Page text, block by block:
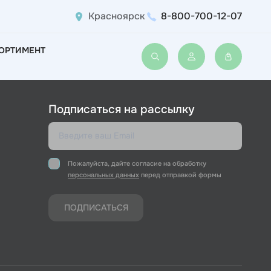
Красноярск 8-800-700-12-07
не
Войти или
Подписаться на рассылку
Пожалуйста, дайте согласие на обработку
персональных данныхперед отправкой формы
ПОДПИСАТЬСЯ